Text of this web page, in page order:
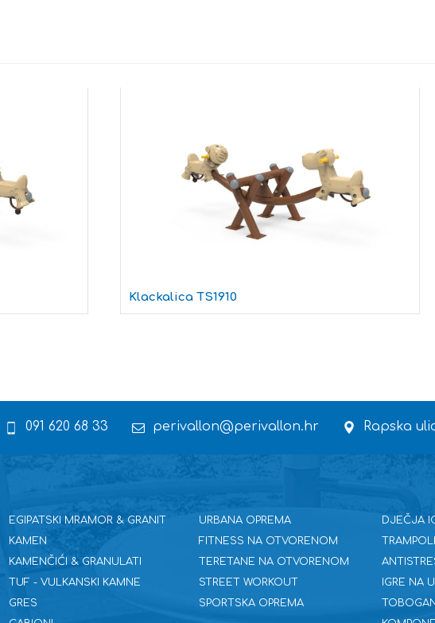
Klackalica TS1910
091 620 68 33 perivallon@perivallon.hr Rapska
EGIPATSKI MRAMOR & GRANIT
KAMEN
KAMENČIĆI & GRANULATI
TUF - VULKANSKI KAMNE
GRES
URBANA OPREMA
FITNESS NA OTVORENOM
TERETANE NA OTVORENOM
STREET WORKOUT
SPORTSKA OPREMA
DJEČJA
IGRE NA